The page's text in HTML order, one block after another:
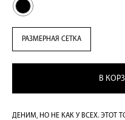
РАЗМЕРНАЯ СЕТКА
В
ДЕНИМ, НО НЕ КАК У ВСЕХ. ЭТОТ